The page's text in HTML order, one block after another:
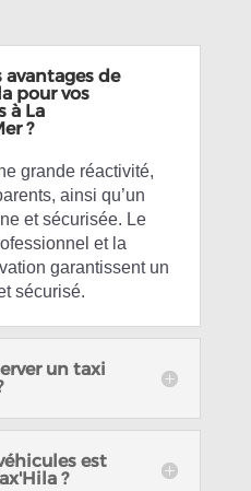
avantages de
pour vos
à La
?
grande réactivité,
ainsi qu’un
et sécurisée. Le
et la
garantissent un
sécurisé.
un taxi
est
?